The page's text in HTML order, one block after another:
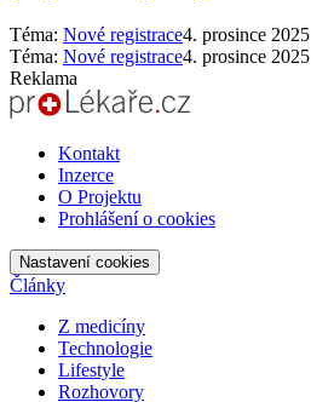
Téma: Nové registrace4. prosince 2025
Téma: Nové registrace4. prosince 2025
Reklama
Kontakt
Inzerce
O Projektu
Prohlášení o cookies
Nastavení cookies
Články
Z medicíny
Technologie
Lifestyle
Rozhovory